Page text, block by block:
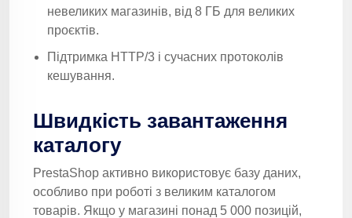
невеликих магазинів, від 8 ГБ для великих
проєктів.
Підтримка HTTP/3 і сучасних протоколів
кешування.
Швидкість завантаження
каталогу
PrestaShop активно використовує базу даних,
особливо при роботі з великим каталогом
товарів. Якщо у магазині понад 5 000 позицій,